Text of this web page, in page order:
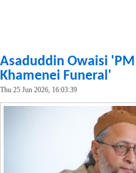
Asaduddin Owaisi
Khamenei Funeral'
Thu 25 Jun 2026, 16:03:39